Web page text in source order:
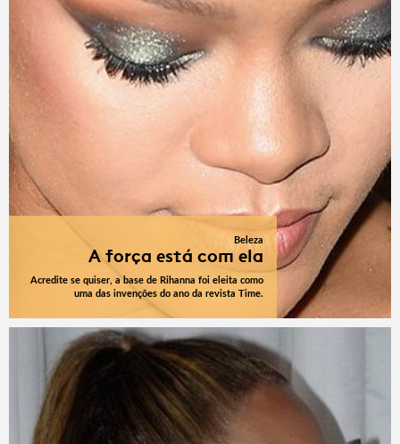
Beleza
A força está com ela
Acredite se quiser, a base de Rihanna foi eleita como
uma das invenções do ano da revista Time.